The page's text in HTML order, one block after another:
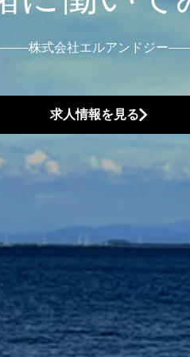
株式会社エルアンドジー
求人情報を見る